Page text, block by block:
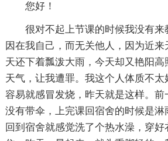
您好！
很对不起上节课的时候我没有
因在我自己，而无关他人，因为近
天还下着瓢泼大雨，今天却又艳阳
天气，让我遭罪。我这个人体质不
容易就感冒发烧，昨天就是这样。前
没有带伞，上完课回宿舍的时候是
回到宿舍就感觉洗了个热水澡，穿